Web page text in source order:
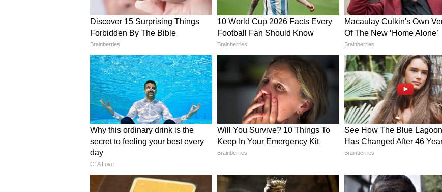
बेल्जियम अब 10 जुलाई को लॉस एंजिल्स स्टेडियम में स्पेन का सामना करेगा। स्पेन ने राउंड ऑफ
16 में पुर्तगाल को हराकर क्वार्टर फाइनल में जगह बनाई है। (एएनआई)
(Except for the headline, this story has not been edited by Asianetnews